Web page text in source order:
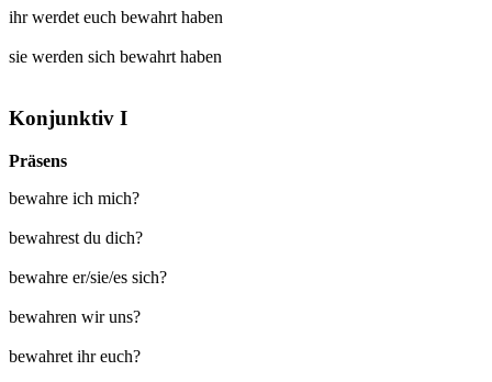
ihr werdet euch bewahrt haben
sie werden sich bewahrt haben
Konjunktiv I
Präsens
bewahre ich mich?
bewahrest du dich?
bewahre er/sie/es sich?
bewahren wir uns?
bewahret ihr euch?